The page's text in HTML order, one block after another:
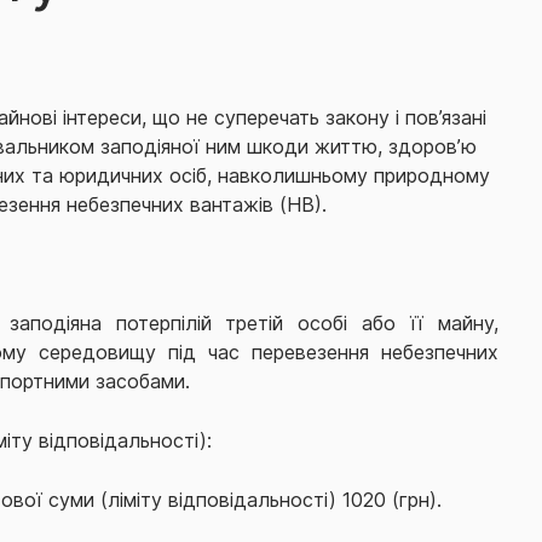
інтереси, що не суперечать закону і пов’язані
заподіяної ним шкоди життю, здоров’ю
та юридичних осіб, навколишньому природному
небезпечних вантажів (НВ).
потерпілій третій особі або її майну,
середовищу під час перевезення небезпечних
засобами.
відповідальності):
суми (ліміту відповідальності) 1020 (грн).